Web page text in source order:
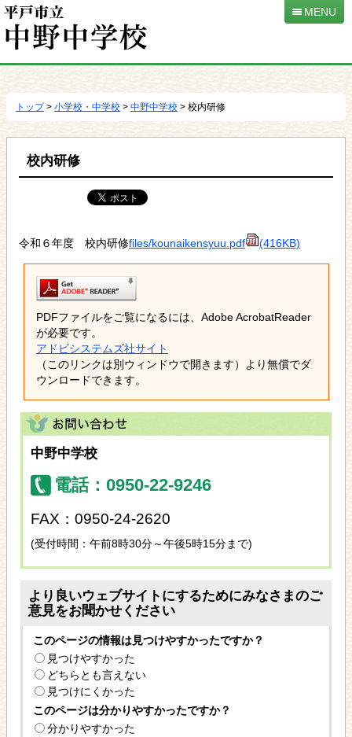
移
MENU
トップ> 小学校・中学校 > 中野中学校 > 校内研修
校内研修
令和６年度 校内研修files/kounaikensyuu.pdf (416KB)
PDFファイルをご覧になるには、Adobe AcrobatReader
が必要です。
アドビシステムズ社サイト
（このリンクは別ウィンドウで開きます）より無償でダ
ウンロードできます。
中野中学校
電話：0950-22-9246
FAX：0950-24-2620
(受付時間：午前8時30分～午後5時15分まで)
より良いウェブサイトにするためにみなさまのご
意見をお聞かせください
このページの情報は見つけやすかったですか？
見つけやすかった
どちらとも言えない
見つけにくかった
このページは分かりやすかったですか？
分かりやすかった